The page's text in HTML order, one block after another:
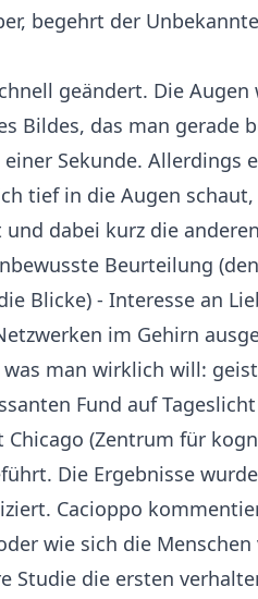
begehrt der
geändert. Die
Bildes, das man gerade
Sekunde. Allerdings
tief in die Augen
dabei kurz die
Beurteilung
Blicke) - Interesse an
im Gehirn
man wirklich will:
Fund auf
Chicago (Zentrum für
Die Ergebnisse
Cacioppo
wie sich die
Studie die ersten